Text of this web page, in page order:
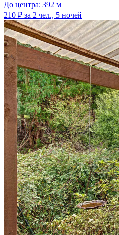
До центра: 392 м
210 ₽ за 2 чел., 5 ночей